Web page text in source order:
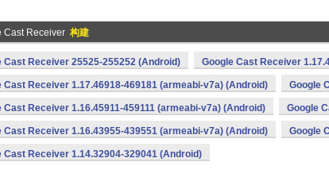
Cast Receiver 构建
Cast Receiver 25525-255252 (Android) Google Cast Receiver
Cast Receiver 1.17.46918-469181 (armeabi-v7a) (Android) Google
Cast Receiver 1.16.45911-459111 (armeabi-v7a) (Android) Google
Cast Receiver 1.16.43955-439551 (armeabi-v7a) (Android) Google
Cast Receiver 1.14.32904-329041 (Android)